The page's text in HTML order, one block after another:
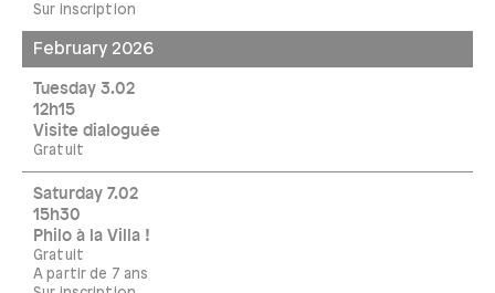
Sur inscription
February 2026
Tuesday 3.02
12h15
Visite dialoguée
Gratuit
Saturday 7.02
15h30
Philo à la Villa !
Gratuit
A partir de 7 ans